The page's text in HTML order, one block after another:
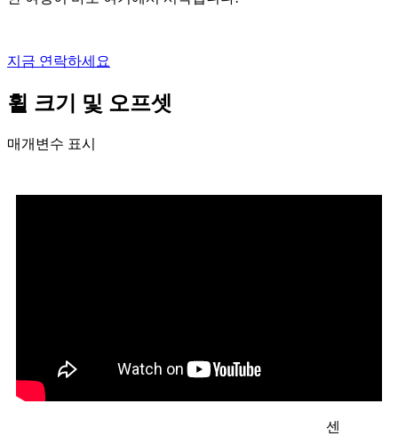
지금 연락하세요
휠 크기 및 오프셋
매개변수 표시
센